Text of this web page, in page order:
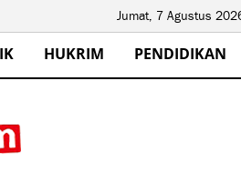
Jumat, 7 Agustus
HUKRIM PENDIDIKAN